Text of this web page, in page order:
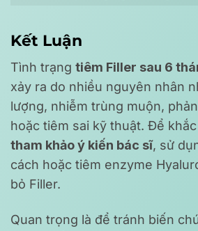
Kết Luận
Tình trạng tiêm Filler sau 6
xảy ra do nhiều nguyên nhân
lượng, nhiễm trùng muộn,
hoặc tiêm sai kỹ thuật. Để
tham khảo ý kiến bác sĩ, sử
cách hoặc tiêm enzyme
bỏ Filler.
Quan trọng là để tránh biến